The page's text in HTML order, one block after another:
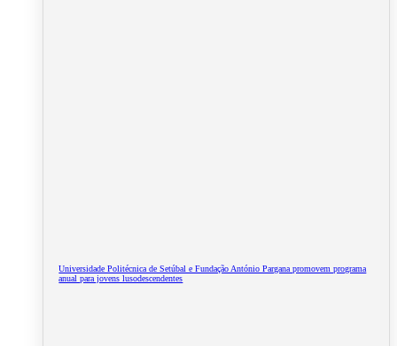
Universidade Politécnica de Setúbal e Fundação António Pargana promovem programa
anual para jovens lusodescendentes